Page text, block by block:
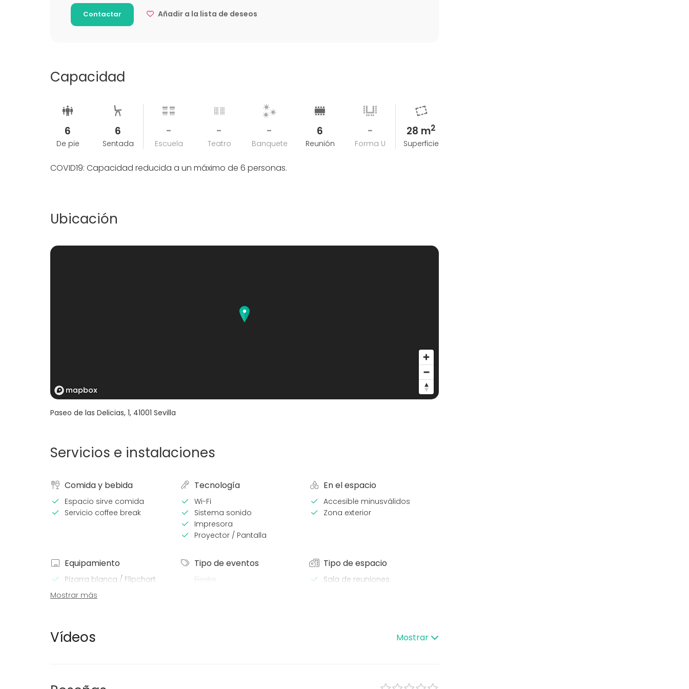
Contactar Añadir a la lista de deseos
Capacidad
6
De pie
6
Sentada
-
Escuela
-
Teatro
-
Banquete
6
Reunión
-
Forma U
28 m2
Superficie
COVID19: Capacidad reducida a un máximo de 6 personas.
Ubicación
Paseo de las Delicias, 1, 41001 Sevilla
Servicios e instalaciones
Comida y bebida
Espacio sirve comida
Servicio coffee break
Tecnología
Wi-Fi
Sistema sonido
Impresora
Proyector / Pantalla
En el espacio
Accesible minusválidos
Zona exterior
Equipamiento
Pizarra blanca / Flipchart
Tipo de eventos
Fiesta
Tipo de espacio
Sala de reuniones
Mostrar más
Vídeos Mostrar